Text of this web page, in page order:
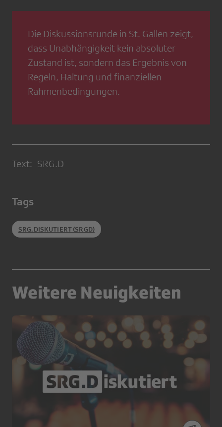
Die Diskussionsrunde in St. Gallen zeigt,
dass Unabhängigkeit kein absoluter
Zustand ist, sondern das Ergebnis von
Regeln, Haltung und finanziellen
Rahmenbedingungen.
Text: SRG.D
Tags
SRG.DISKUTIERT (SRGD)
Weitere Neuigkeiten